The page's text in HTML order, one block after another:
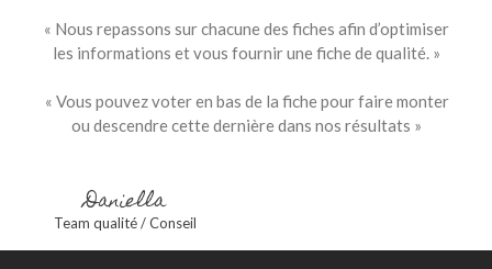
« Nous repassons sur chacune des fiches afin d’optimiser
les informations et vous fournir une fiche de qualité. »
« Vous pouvez voter en bas de la fiche pour faire monter
ou descendre cette dernière dans nos résultats »
Daniella
Team qualité / Conseil